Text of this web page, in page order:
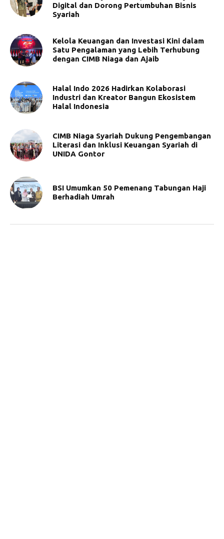
Digital dan Dorong Pertumbuhan Bisnis
Syariah
Kelola Keuangan dan Investasi Kini dalam
Satu Pengalaman yang Lebih Terhubung
dengan CIMB Niaga dan Ajaib
Halal Indo 2026 Hadirkan Kolaborasi
Industri dan Kreator Bangun Ekosistem
Halal Indonesia
CIMB Niaga Syariah Dukung Pengembangan
Literasi dan Inklusi Keuangan Syariah di
UNIDA Gontor
BSI Umumkan 50 Pemenang Tabungan Haji
Berhadiah Umrah